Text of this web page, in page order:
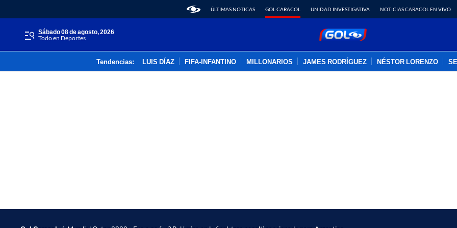
ÚLTIMAS NOTICAS GOL CARACOL UNIDAD INVESTIGATIVA NOTICIAS CARACOL EN VIVO
sábado 08 de agosto, 2026
Todo en Deportes
Tendencias: LUIS DÍAZ FIFA-INFANTINO MILLONARIOS JAMES RODRÍGUEZ NÉSTOR LORENZO